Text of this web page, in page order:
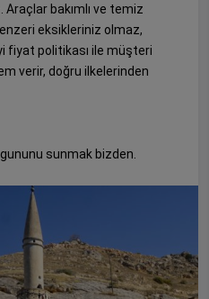
bakımlı ve temiz
eksikleriniz olmaz,
fiyat politikası ile müşteri
verir, doğru ilkelerinden
sunmak bizden.